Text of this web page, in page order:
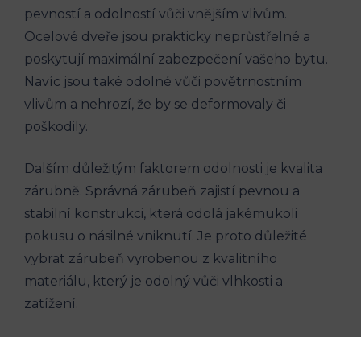
pevností a odolností vůči vnějším vlivům.
Ocelové dveře jsou prakticky neprůstřelné a
poskytují maximální zabezpečení vašeho bytu.
Navíc jsou také odolné vůči povětrnostním
vlivům ​a‌ nehrozí, že by se deformovaly či
poškodily.
Dalším důležitým faktorem odolnosti je kvalita​
zárubně. Správná zárubeň zajistí pevnou a‍
stabilní konstrukci, která ‌odolá jakémukoli
pokusu o násilné vniknutí. Je proto důležité
vybrat zárubeň vyrobenou​ z kvalitního⁢
materiálu, který je odolný vůči vlhkosti a
zatížení.